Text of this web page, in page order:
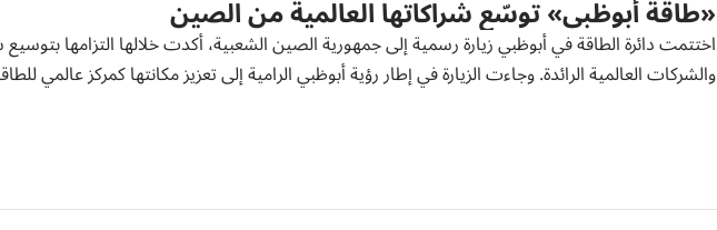
«طاقة أبوظبي» توسّع شراكاتها العالمية من الصين
اختتمت دائرة الطاقة في أبوظبي زيارة رسمية إلى جمهورية الصين الشعبية، أكدت خلالها التزامها
والشركات العالمية الرائدة. وجاءت الزيارة في إطار رؤية أبوظبي الرامية إلى تعزيز مكانتها كمركز عالمي